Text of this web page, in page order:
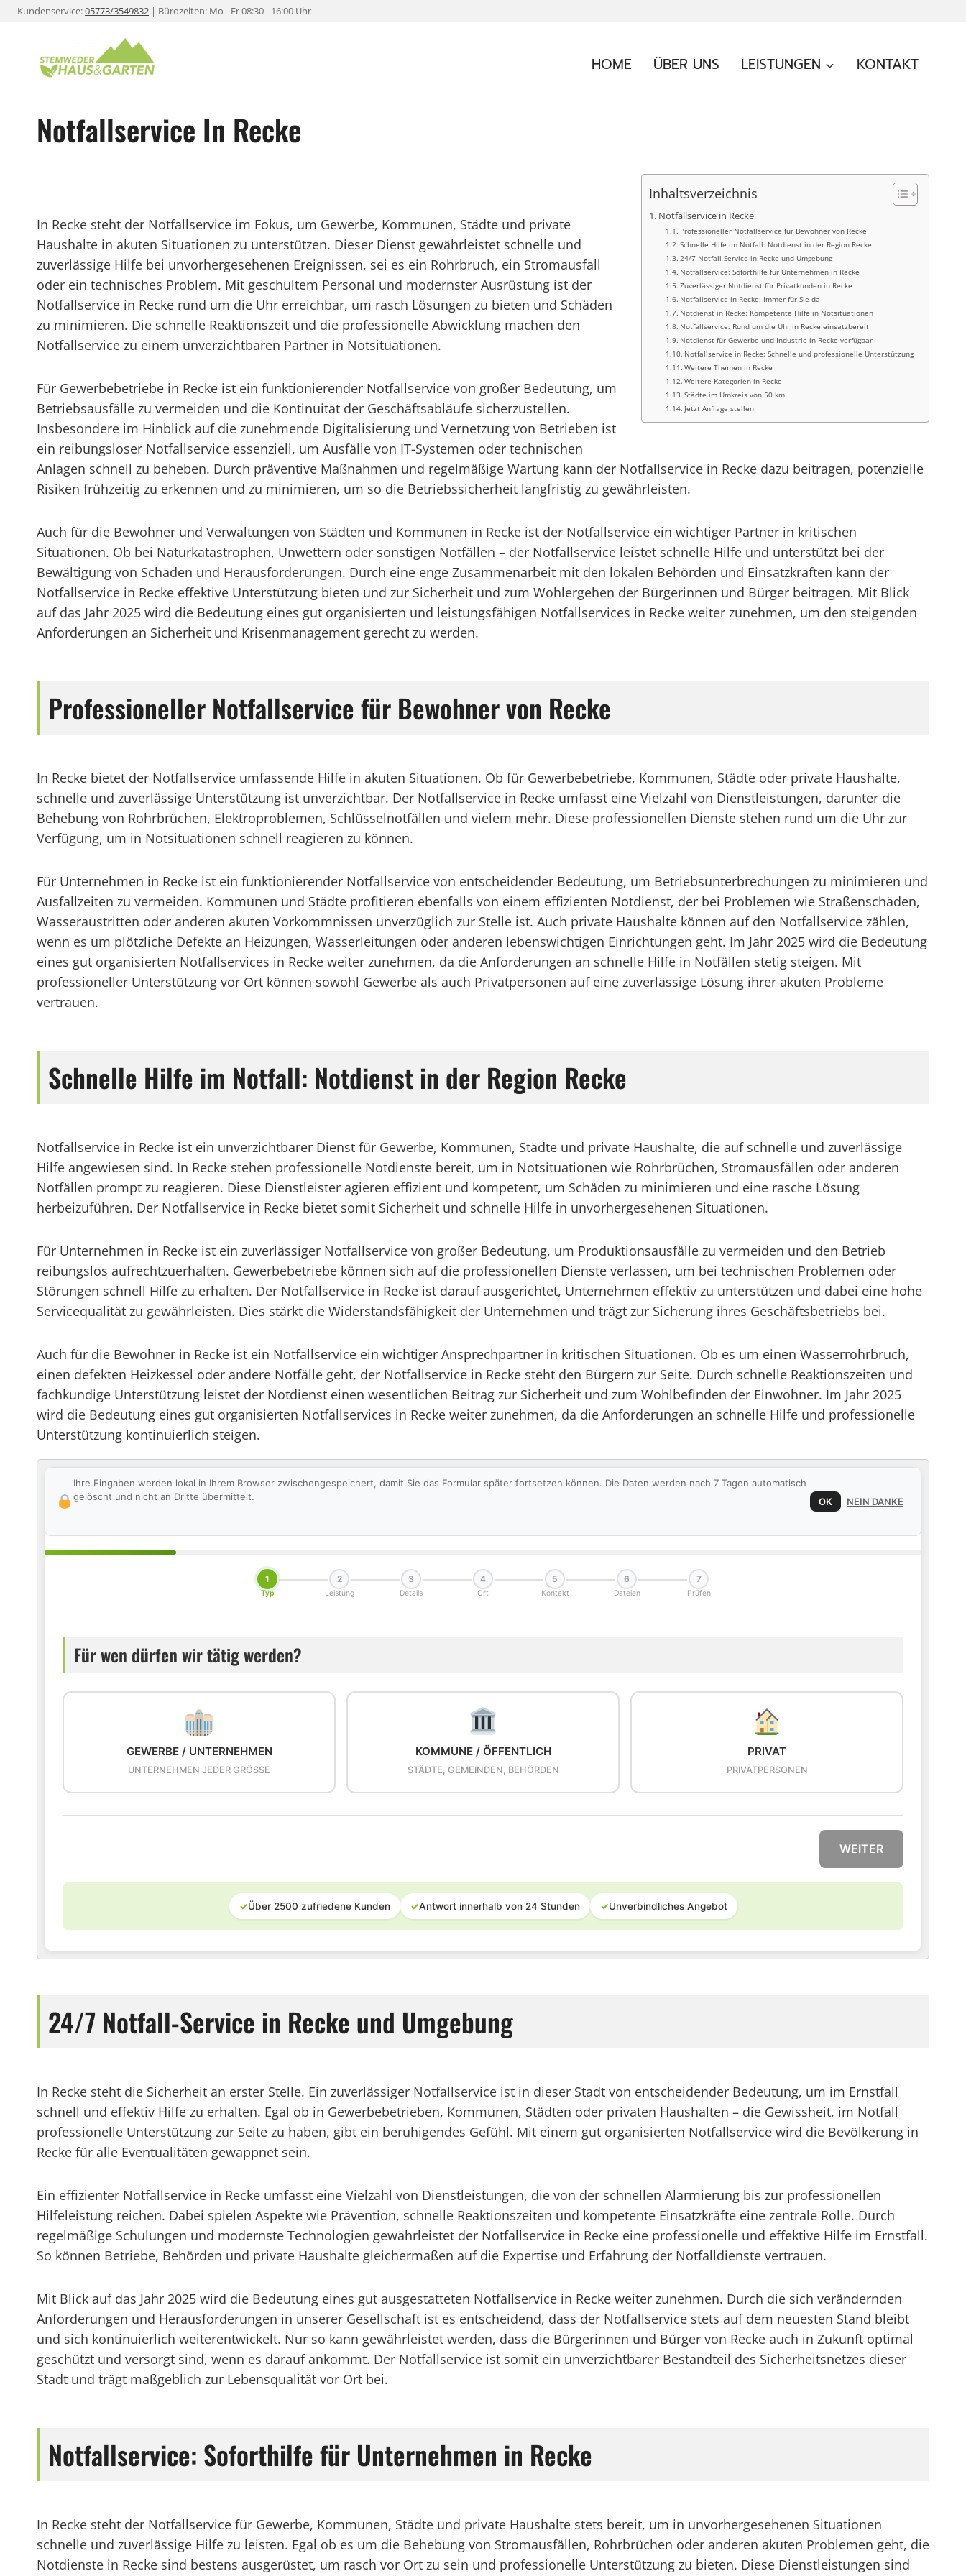
ZumKundenservice:05773/3549832 | Bürozeiten: Mo - Fr 08:30 - 16:00 Uhr
HOME ÜBER UNS LEISTUNGEN KONTAKT
Notfallservice In Recke
Inhaltsverzeichnis
Notfallservice in Recke
Professioneller Notfallservice für Bewohner von Recke
Schnelle Hilfe im Notfall: Notdienst in der Region Recke
24/7 Notfall-Service in Recke und Umgebung
Notfallservice: Soforthilfe für Unternehmen in Recke
Zuverlässiger Notdienst für Privatkunden in Recke
Notfallservice in Recke: Immer für Sie da
Notdienst in Recke: Kompetente Hilfe in Notsituationen
Notfallservice: Rund um die Uhr in Recke einsatzbereit
Notdienst für Gewerbe und Industrie in Recke verfügbar
Notfallservice in Recke: Schnelle und professionelle Unterstützung
Weitere Themen in Recke
Weitere Kategorien in Recke
Städte im Umkreis von 50 km
Jetzt Anfrage stellen
In Recke steht der Notfallservice im Fokus, um Gewerbe, Kommunen, Städte und private
Haushalte in akuten Situationen zu unterstützen. Dieser Dienst gewährleistet schnelle und
zuverlässige Hilfe bei unvorhergesehenen Ereignissen, sei es ein Rohrbruch, ein Stromausfall
oder ein technisches Problem. Mit geschultem Personal und modernster Ausrüstung ist der
Notfallservice in Recke rund um die Uhr erreichbar, um rasch Lösungen zu bieten und Schäden
zu minimieren. Die schnelle Reaktionszeit und die professionelle Abwicklung machen den
Notfallservice zu einem unverzichtbaren Partner in Notsituationen.
Für Gewerbebetriebe in Recke ist ein funktionierender Notfallservice von großer Bedeutung, um
Betriebsausfälle zu vermeiden und die Kontinuität der Geschäftsabläufe sicherzustellen.
Insbesondere im Hinblick auf die zunehmende Digitalisierung und Vernetzung von Betrieben ist
ein reibungsloser Notfallservice essenziell, um Ausfälle von IT-Systemen oder technischen
Anlagen schnell zu beheben. Durch präventive Maßnahmen und regelmäßige Wartung kann der Notfallservice in Recke dazu beitragen, potenzielle
Risiken frühzeitig zu erkennen und zu minimieren, um so die Betriebssicherheit langfristig zu gewährleisten.
Auch für die Bewohner und Verwaltungen von Städten und Kommunen in Recke ist der Notfallservice ein wichtiger Partner in kritischen
Situationen. Ob bei Naturkatastrophen, Unwettern oder sonstigen Notfällen – der Notfallservice leistet schnelle Hilfe und unterstützt bei der
Bewältigung von Schäden und Herausforderungen. Durch eine enge Zusammenarbeit mit den lokalen Behörden und Einsatzkräften kann der
Notfallservice in Recke effektive Unterstützung bieten und zur Sicherheit und zum Wohlergehen der Bürgerinnen und Bürger beitragen. Mit Blick
auf das Jahr 2025 wird die Bedeutung eines gut organisierten und leistungsfähigen Notfallservices in Recke weiter zunehmen, um den steigenden
Anforderungen an Sicherheit und Krisenmanagement gerecht zu werden.
Professioneller Notfallservice für Bewohner von Recke
In Recke bietet der Notfallservice umfassende Hilfe in akuten Situationen. Ob für Gewerbebetriebe, Kommunen, Städte oder private Haushalte,
schnelle und zuverlässige Unterstützung ist unverzichtbar. Der Notfallservice in Recke umfasst eine Vielzahl von Dienstleistungen, darunter die
Behebung von Rohrbrüchen, Elektroproblemen, Schlüsselnotfällen und vielem mehr. Diese professionellen Dienste stehen rund um die Uhr zur
Verfügung, um in Notsituationen schnell reagieren zu können.
Für Unternehmen in Recke ist ein funktionierender Notfallservice von entscheidender Bedeutung, um Betriebsunterbrechungen zu minimieren und
Ausfallzeiten zu vermeiden. Kommunen und Städte profitieren ebenfalls von einem effizienten Notdienst, der bei Problemen wie Straßenschäden,
Wasseraustritten oder anderen akuten Vorkommnissen unverzüglich zur Stelle ist. Auch private Haushalte können auf den Notfallservice zählen,
wenn es um plötzliche Defekte an Heizungen, Wasserleitungen oder anderen lebenswichtigen Einrichtungen geht. Im Jahr 2025 wird die Bedeutung
eines gut organisierten Notfallservices in Recke weiter zunehmen, da die Anforderungen an schnelle Hilfe in Notfällen stetig steigen. Mit
professioneller Unterstützung vor Ort können sowohl Gewerbe als auch Privatpersonen auf eine zuverlässige Lösung ihrer akuten Probleme
vertrauen.
Schnelle Hilfe im Notfall: Notdienst in der Region Recke
Notfallservice in Recke ist ein unverzichtbarer Dienst für Gewerbe, Kommunen, Städte und private Haushalte, die auf schnelle und zuverlässige
Hilfe angewiesen sind. In Recke stehen professionelle Notdienste bereit, um in Notsituationen wie Rohrbrüchen, Stromausfällen oder anderen
Notfällen prompt zu reagieren. Diese Dienstleister agieren effizient und kompetent, um Schäden zu minimieren und eine rasche Lösung
herbeizuführen. Der Notfallservice in Recke bietet somit Sicherheit und schnelle Hilfe in unvorhergesehenen Situationen.
Für Unternehmen in Recke ist ein zuverlässiger Notfallservice von großer Bedeutung, um Produktionsausfälle zu vermeiden und den Betrieb
reibungslos aufrechtzuerhalten. Gewerbebetriebe können sich auf die professionellen Dienste verlassen, um bei technischen Problemen oder
Störungen schnell Hilfe zu erhalten. Der Notfallservice in Recke ist darauf ausgerichtet, Unternehmen effektiv zu unterstützen und dabei eine hohe
Servicequalität zu gewährleisten. Dies stärkt die Widerstandsfähigkeit der Unternehmen und trägt zur Sicherung ihres Geschäftsbetriebs bei.
Auch für die Bewohner in Recke ist ein Notfallservice ein wichtiger Ansprechpartner in kritischen Situationen. Ob es um einen Wasserrohrbruch,
einen defekten Heizkessel oder andere Notfälle geht, der Notfallservice in Recke steht den Bürgern zur Seite. Durch schnelle Reaktionszeiten und
fachkundige Unterstützung leistet der Notdienst einen wesentlichen Beitrag zur Sicherheit und zum Wohlbefinden der Einwohner. Im Jahr 2025
wird die Bedeutung eines gut organisierten Notfallservices in Recke weiter zunehmen, da die Anforderungen an schnelle Hilfe und professionelle
Unterstützung kontinuierlich steigen.
Ihre Eingaben werden lokal in Ihrem Browser zwischengespeichert, damit Sie das Formular später fortsetzen können. Die Daten werden nach 7 Tagen automatisch
gelöscht und nicht an Dritte übermittelt.
OK NEIN DANKE
1
Typ
2
Leistung
3
Details
4
Ort
5
Kontakt
6
Dateien
7
Prüfen
Für wen dürfen wir tätig werden?
GEWERBE / UNTERNEHMEN
UNTERNEHMEN JEDER GRÖSSE
KOMMUNE / ÖFFENTLICH
STÄDTE, GEMEINDEN, BEHÖRDEN
PRIVAT
PRIVATPERSONEN
WEITER
✓Über 2500 zufriedene Kunden ✓Antwort innerhalb von 24 Stunden ✓Unverbindliches Angebot
24/7 Notfall-Service in Recke und Umgebung
In Recke steht die Sicherheit an erster Stelle. Ein zuverlässiger Notfallservice ist in dieser Stadt von entscheidender Bedeutung, um im Ernstfall
schnell und effektiv Hilfe zu erhalten. Egal ob in Gewerbebetrieben, Kommunen, Städten oder privaten Haushalten – die Gewissheit, im Notfall
professionelle Unterstützung zur Seite zu haben, gibt ein beruhigendes Gefühl. Mit einem gut organisierten Notfallservice wird die Bevölkerung in
Recke für alle Eventualitäten gewappnet sein.
Ein effizienter Notfallservice in Recke umfasst eine Vielzahl von Dienstleistungen, die von der schnellen Alarmierung bis zur professionellen
Hilfeleistung reichen. Dabei spielen Aspekte wie Prävention, schnelle Reaktionszeiten und kompetente Einsatzkräfte eine zentrale Rolle. Durch
regelmäßige Schulungen und modernste Technologien gewährleistet der Notfallservice in Recke eine professionelle und effektive Hilfe im Ernstfall.
So können Betriebe, Behörden und private Haushalte gleichermaßen auf die Expertise und Erfahrung der Notfalldienste vertrauen.
Mit Blick auf das Jahr 2025 wird die Bedeutung eines gut ausgestatteten Notfallservice in Recke weiter zunehmen. Durch die sich verändernden
Anforderungen und Herausforderungen in unserer Gesellschaft ist es entscheidend, dass der Notfallservice stets auf dem neuesten Stand bleibt
und sich kontinuierlich weiterentwickelt. Nur so kann gewährleistet werden, dass die Bürgerinnen und Bürger von Recke auch in Zukunft optimal
geschützt und versorgt sind, wenn es darauf ankommt. Der Notfallservice ist somit ein unverzichtbarer Bestandteil des Sicherheitsnetzes dieser
Stadt und trägt maßgeblich zur Lebensqualität vor Ort bei.
Notfallservice: Soforthilfe für Unternehmen in Recke
In Recke steht der Notfallservice für Gewerbe, Kommunen, Städte und private Haushalte stets bereit, um in unvorhergesehenen Situationen
schnelle und zuverlässige Hilfe zu leisten. Egal ob es um die Behebung von Stromausfällen, Rohrbrüchen oder anderen akuten Problemen geht, die
Notdienste in Recke sind bestens ausgerüstet, um rasch vor Ort zu sein und professionelle Unterstützung zu bieten. Diese Dienstleistungen sind